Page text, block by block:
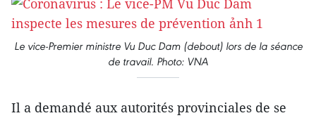
Le vice-Premier ministre Vu Duc Dam (debout) lors de la séance
de travail. Photo: VNA
Il a demandé aux autorités provinciales de se